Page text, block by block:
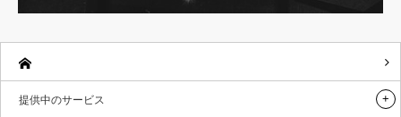
提供中のサービス